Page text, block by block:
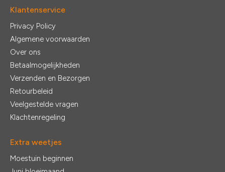
Klantenservice
Privacy Policy
Algemene voorwaarden
Over ons
Betaalmogelijkheden
Verzenden en Bezorgen
Retourbeleid
Veelgestelde vragen
Klachtenregeling
Extra weetjes
Moestuin beginnen